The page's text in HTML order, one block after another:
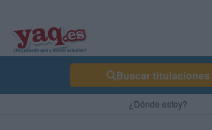
Buscar titulaciones
¿Dónde estoy?